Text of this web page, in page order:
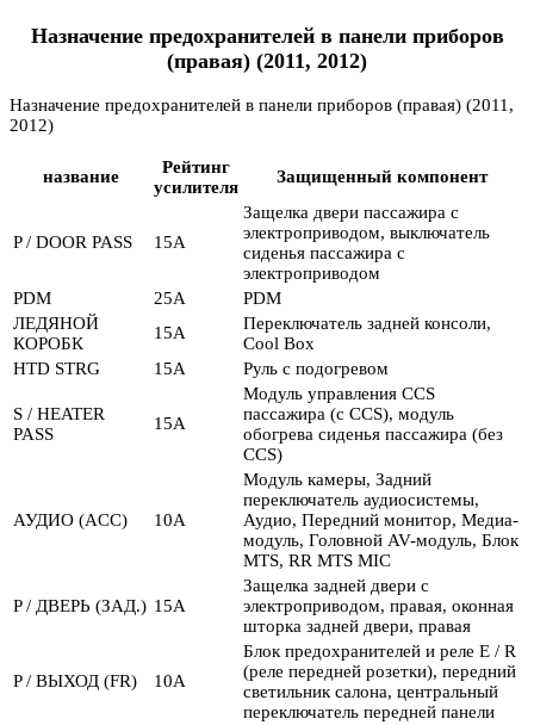
Назначение предохранителей в панели приборов
(правая) (2011, 2012)
Назначение предохранителей в панели приборов (правая) (2011,
2012)
название
Рейтинг
усилителя
Защищенный компонент
P / DOOR PASS 15А
Защелка двери пассажира с
электроприводом, выключатель
сиденья пассажира с
электроприводом
PDM
25А
PDM
ЛЕДЯНОЙ
КОРОБК
15А
Переключатель задней консоли,
Cool Box
HTD STRG
15А Руль с подогревом
S / HEATER
PASS
15А
Модуль управления CCS
пассажира (с CCS), модуль
обогрева сиденья пассажира (без
CCS)
АУДИО (ACC) 10А
Модуль камеры, Задний
переключатель аудиосистемы,
Аудио, Передний монитор, Медиа-
модуль, Головной AV-модуль, Блок
MTS, RR MTS MIC
P / ДВЕРЬ (ЗАД.) 15А
Защелка задней двери с
электроприводом, правая, оконная
шторка задней двери, правая
P / ВЫХОД (FR) 10А
Блок предохранителей и реле E / R
(реле передней розетки), передний
светильник салона, центральный
переключатель передней панели